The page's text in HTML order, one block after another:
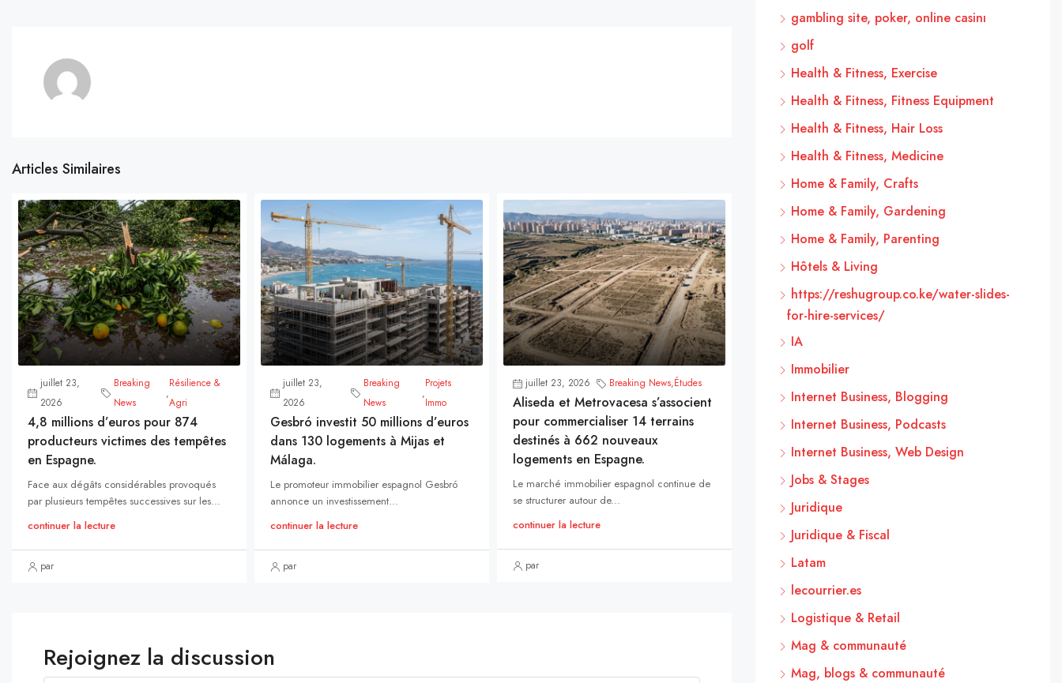
Articles Similaires
juillet 23,
2026
Breaking
News
,
Résilience &
Agri
4,8 millions d’euros pour 874
producteurs victimes des tempêtes
en Espagne.
Face aux dégâts considérables provoqués
par plusieurs tempêtes successives sur les...
continuer la lecture
par
juillet 23,
2026
Breaking
News
,
Projets
Immo
Gesbró investit 50 millions d’euros
dans 130 logements à Mijas et
Málaga.
Le promoteur immobilier espagnol Gesbró
annonce un investissement...
continuer la lecture
par
juillet 23, 2026 Breaking News,Études
Aliseda et Metrovacesa s’associent
pour commercialiser 14 terrains
destinés à 662 nouveaux
logements en Espagne.
Le marché immobilier espagnol continue de
se structurer autour de...
continuer la lecture
par
Rejoignez la discussion
gambling site, poker, online casinı
golf
Health & Fitness, Exercise
Health & Fitness, Fitness Equipment
Health & Fitness, Hair Loss
Health & Fitness, Medicine
Home & Family, Crafts
Home & Family, Gardening
Home & Family, Parenting
Hôtels & Living
https://reshugroup.co.ke/water-slides-
for-hire-services/
IA
Immobilier
Internet Business, Blogging
Internet Business, Podcasts
Internet Business, Web Design
Jobs & Stages
Juridique
Juridique & Fiscal
Latam
lecourrier.es
Logistique & Retail
Mag & communauté
Mag, blogs & communauté